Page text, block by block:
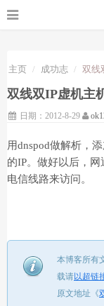
主页 成功志 双线
双线双IP虚机主
日期：2012-8-29
用dnspod做解析，
的IP。做好以后，
电信线路来访问。
本博客所有
载请以超链
原文地址《